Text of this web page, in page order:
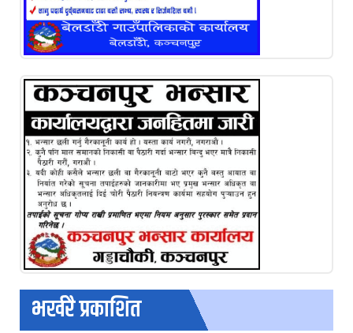
भर्खरै प्रकाशित